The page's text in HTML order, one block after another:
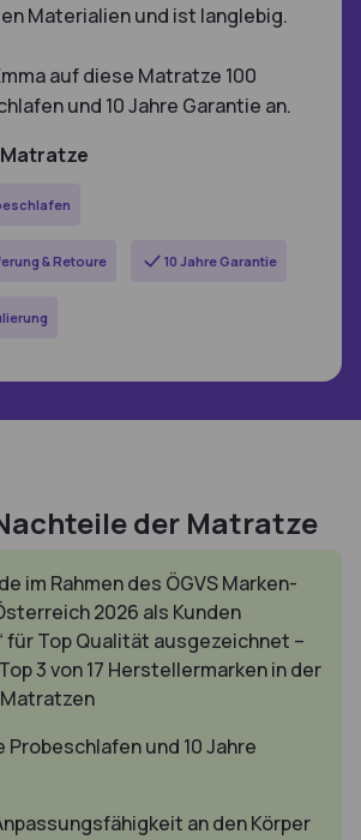
Materialien und ist langlebig.
auf diese Matratze 100
und 10 Jahre Garantie an.
Matratze
& Retoure 10 Jahre Garantie
der Matratze
im Rahmen des ÖGVS Marken-
2026 als Kunden
für Top Qualität ausgezeichnet –
3 von 17 Herstellermarken in der
Probeschlafen und 10 Jahre
an den Körper